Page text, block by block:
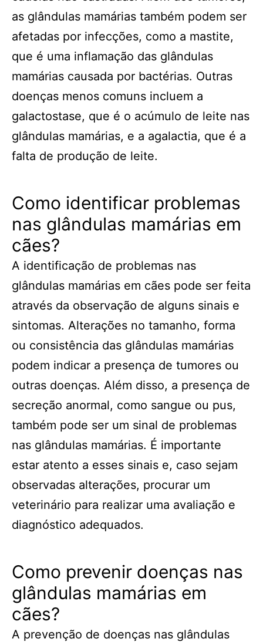
as glândulas mamárias também podem ser
afetadas por infecções, como a mastite,
que é uma inflamação das glândulas
mamárias causada por bactérias. Outras
doenças menos comuns incluem a
galactostase, que é o acúmulo de leite nas
glândulas mamárias, e a agalactia, que é a
falta de produção de leite.
Como identificar problemas
nas glândulas mamárias em
cães?
A identificação de problemas nas
glândulas mamárias em cães pode ser feita
através da observação de alguns sinais e
sintomas. Alterações no tamanho, forma
ou consistência das glândulas mamárias
podem indicar a presença de tumores ou
outras doenças. Além disso, a presença de
secreção anormal, como sangue ou pus,
também pode ser um sinal de problemas
nas glândulas mamárias. É importante
estar atento a esses sinais e, caso sejam
observadas alterações, procurar um
veterinário para realizar uma avaliação e
diagnóstico adequados.
Como prevenir doenças nas
glândulas mamárias em
cães?
A prevenção de doenças nas glândulas